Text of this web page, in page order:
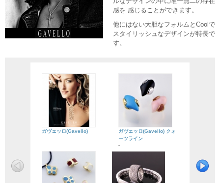
感を 感じることができます。
他にはない大胆なフォルムとCoolで
スタイリッシュなデザインが特長で
す。
ガヴェッロ(Gavello)
-
ガヴェッロ(Gavello) クォ
ーツライン
-